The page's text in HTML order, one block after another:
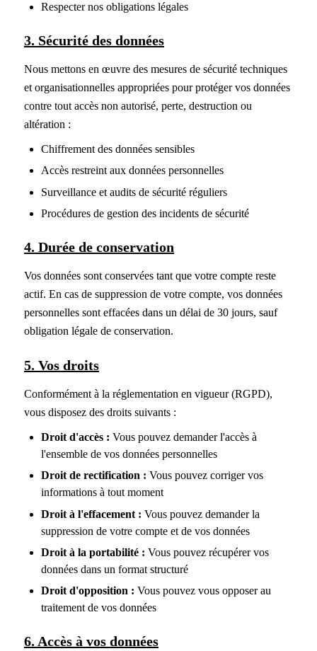
Respecter nos obligations légales
3. Sécurité des données
Nous mettons en œuvre des mesures de sécurité techniques
et organisationnelles appropriées pour protéger vos données
contre tout accès non autorisé, perte, destruction ou
altération :
Chiffrement des données sensibles
Accès restreint aux données personnelles
Surveillance et audits de sécurité réguliers
Procédures de gestion des incidents de sécurité
4. Durée de conservation
Vos données sont conservées tant que votre compte reste
actif. En cas de suppression de votre compte, vos données
personnelles sont effacées dans un délai de 30 jours, sauf
obligation légale de conservation.
5. Vos droits
Conformément à la réglementation en vigueur (RGPD),
vous disposez des droits suivants :
Droit d'accès : Vous pouvez demander l'accès à
l'ensemble de vos données personnelles
Droit de rectification : Vous pouvez corriger vos
informations à tout moment
Droit à l'effacement : Vous pouvez demander la
suppression de votre compte et de vos données
Droit à la portabilité : Vous pouvez récupérer vos
données dans un format structuré
Droit d'opposition : Vous pouvez vous opposer au
traitement de vos données
6. Accès à vos données